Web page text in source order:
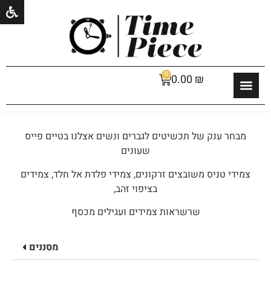
0.00 ₪
0
מבחר ענק של תכשיטים לגברים ונשים אצלנו בטיים פייס
שעונים
צמידי טניס משובצים זרקונים, צמידי פלדת אל חלד, צמידים
בציפוי זהב,
שרשראות צמידים ועגילים מכסף
מסננים